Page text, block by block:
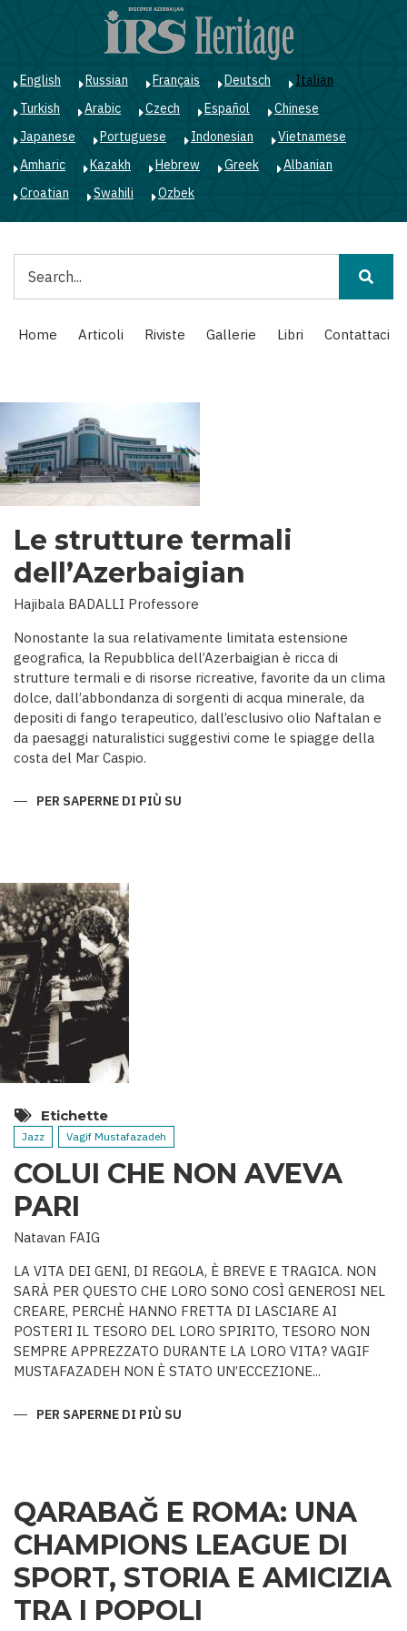
English Russian Français Deutsch
Italian
Turkish
Arabic Czech Español
Chinese
Japanese
Portuguese Indonesian
Vietnamese
Amharic
Kazakh Hebrew Greek
Albanian
Croatian
Swahili Ozbek
Main
navigation
Home Articoli Riviste Gallerie Libri Contattaci
Le strutture termali
dell’Azerbaigian
Hajibala BADALLI Professore
Nonostante la sua relativamente limitata estensione
geografica, la Repubblica dell’Azerbaigian è ricca di
strutture termali e di risorse ricreative, favorite da un clima
dolce, dall’abbondanza di sorgenti di acqua minerale, da
depositi di fango terapeutico, dall’esclusivo olio Naftalan e
da paesaggi naturalistici suggestivi come le spiagge della
costa del Mar Caspio.
PER SAPERNE DI PIÙ SU
Etichette
Jazz Vagif Mustafazadeh
COLUI CHE NON AVEVA
PARI
Natavan FAIG
LA VITA DEI GENI, DI REGOLA, È BREVE E TRAGICA. NON
SARÀ PER QUESTO CHE LORO SONO COSÌ GENEROSI NEL
CREARE, PERCHÈ HANNO FRETTA DI LASCIARE AI
POSTERI IL TESORO DEL LORO SPIRITO, TESORO NON
SEMPRE APPREZZATO DURANTE LA LORO VITA? VAGIF
MUSTAFAZADEH NON È STATO UN’ECCEZIONE...
PER SAPERNE DI PIÙ SU
QARABAĞ E ROMA: UNA
CHAMPIONS LEAGUE DI
SPORT, STORIA E AMICIZIA
TRA I POPOLI